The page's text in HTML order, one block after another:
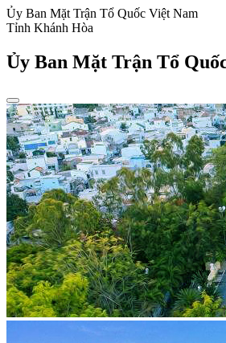
Ủy Ban Mặt Trận Tổ Quốc Việt Nam
Tỉnh Khánh Hòa
Ủy Ban Mặt Trận Tổ